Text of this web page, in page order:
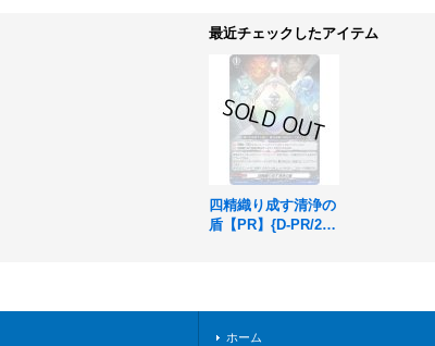
最近チェックしたアイテム
四精織り成す清浄の
盾【PR】{D-PR/26
ホーム